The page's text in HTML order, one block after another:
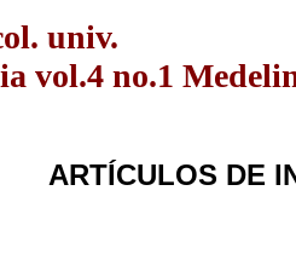
univ.
vol.4 no.1
ARTÍCULOS DE